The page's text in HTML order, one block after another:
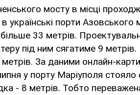
мосту в місці
українські порти
33 метрів.
під ним сягатиме 9
За даними онлайн-
у порту Маріуполя стояло
- 8 метрів. Тобто